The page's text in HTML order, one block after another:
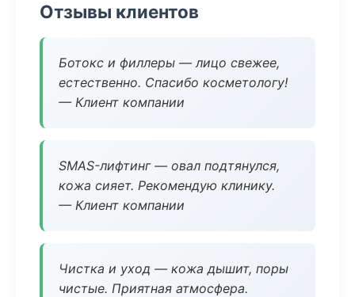
Отзывы клиентов
Ботокс и филлеры — лицо свежее,
естественно. Спасибо косметологу!
— Клиент компании
SMAS-лифтинг — овал подтянулся,
кожа сияет. Рекомендую клинику.
— Клиент компании
Чистка и уход — кожа дышит, поры
чистые. Приятная атмосфера.